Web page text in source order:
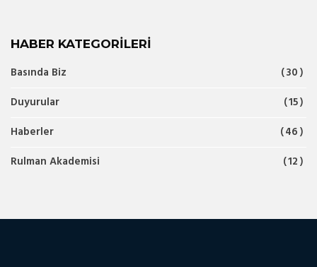
HABER KATEGORILERI
Basında Biz
30
Duyurular
15
Haberler
46
Rulman Akademisi
12